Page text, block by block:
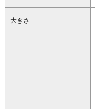
大きさ